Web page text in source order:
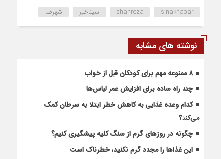
shahreza sinakhabar سیناخبر شهرضا
نوشته های مشابه
۸ ممنوعه مهم برای کودکان قبل از خواب
چند راه ساده برای افزایش عمر لباس‌ها
کدام وعده غذایی به کاهش خطر ابتلا به سرطان کمک
می‌کند؟
چگونه در روزهای گرم از سنگ کلیه پیشگیری کنیم؟
این غذاها را مجدد گرم نکنید، خطرناک است